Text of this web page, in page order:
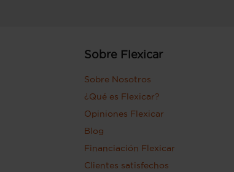
Sobre Flexicar
Sobre Nosotros
¿Qué es Flexicar?
Opiniones Flexicar
Blog
Financiación Flexicar
Clientes satisfechos